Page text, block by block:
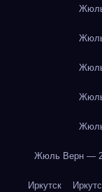
Жюль Верн —
Иркутск